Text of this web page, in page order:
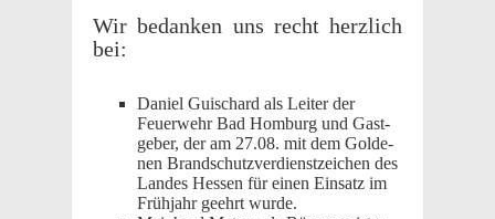
Wir bedanken uns recht herzlich
bei:
Daniel Guis­chard als Leiter der
Feuer­wehr Bad Homburg und Gast­
ge­ber, der am 27.08. mit dem Gold­e­
nen Brand­schutzver­di­en­stze­ichen des
Landes Hessen für einen Einsatz im
Früh­jahr geehrt wurde.